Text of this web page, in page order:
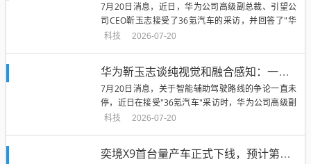
7月20日消息，近日，华为公司高级副总裁、引望公
司CEO靳玉志接受了36氪汽车的采访，并回答了"华
为乾崑今年发布了896...
科技 2026-07-20
华为靳玉志谈纯视觉和融合感知：一个是接近人、一个是超越人
7月20日消息，关于智能辅助驾驶路线的争论一直未
停，近日在接受"36氪汽车"采访时，华为公司高级副
总裁、引望公司CEO靳...
科技 2026-07-20
奕境X9首台量产车正式下线，预计第三季度上市交付